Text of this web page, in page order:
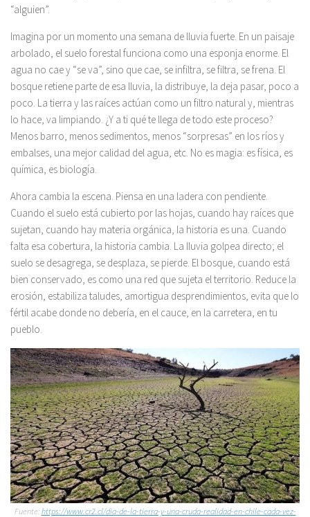
“alguien”.
Imagina por un momento una semana de lluvia fuerte. En un paisaje
arbolado, el suelo forestal funciona como una esponja enorme. El
agua no cae y “se va”, sino que cae, se infiltra, se filtra, se frena. El
bosque retiene parte de esa lluvia, la distribuye, la deja pasar, poco a
poco. La tierra y las raíces actúan como un filtro natural y, mientras
lo hace, va limpiando. ¿Y a ti qué te llega de todo este proceso?
Menos barro, menos sedimentos, menos “sorpresas” en los ríos y
embalses, una mejor calidad del agua, etc. No es magia: es física, es
química, es biología.
Ahora cambia la escena. Piensa en una ladera con pendiente.
Cuando el suelo está cubierto por las hojas, cuando hay raíces que
sujetan, cuando hay materia orgánica, la historia es una. Cuando
falta esa cobertura, la historia cambia. La lluvia golpea directo; el
suelo se desagrega, se desplaza, se pierde. El bosque, cuando está
bien conservado, es como una red que sujeta el territorio. Reduce la
erosión, estabiliza taludes, amortigua desprendimientos, evita que lo
fértil acabe donde no debería, en el cauce, en la carretera, en tu
pueblo.
Fuente: https://www.cr2.cl/dia-de-la-tierra-y-una-cruda-realidad-en-chile-cada-vez-